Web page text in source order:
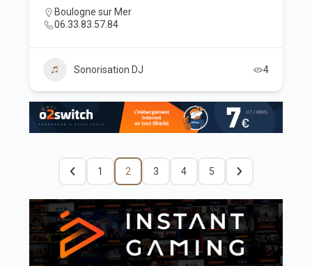
Boulogne sur Mer
06.33.83.57.84
Sonorisation DJ 4
1 2 3 4 5